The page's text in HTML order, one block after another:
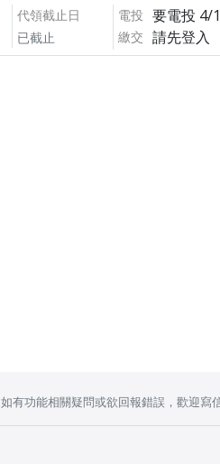
代領截止日
已截止
電投 要電投 4/
繳交 請先登入
如有功能相關疑問或欲回報錯誤，歡迎寫